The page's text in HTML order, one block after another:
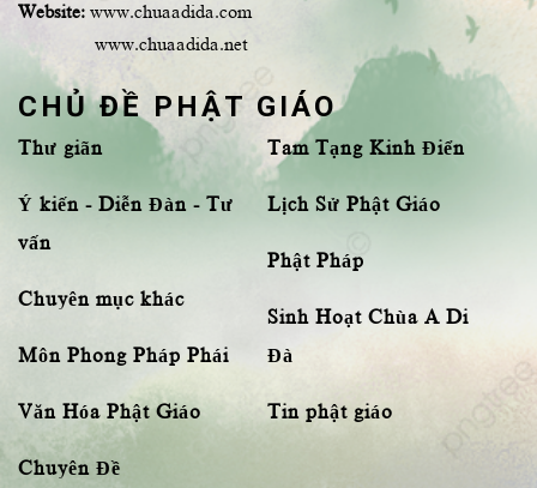
Website: www.chuaadida.com
www.chuaadida.net
CHỦ ĐỀ PHẬT GIÁO
Thư giãn
Ý kiến - Diễn Đàn - Tư
vấn
Chuyên mục khác
Môn Phong Pháp Phái
Văn Hóa Phật Giáo
Chuyên Đề
Tam Tạng Kinh Điển
Lịch Sử Phật Giáo
Phật Pháp
Sinh Hoạt Chùa A Di
Đà
Tin phật giáo